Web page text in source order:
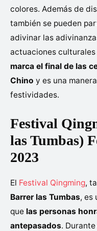
colores. Además de
también se pueden
adivinar las
actuaciones
marca el final de las
Chino y es una
festividades.
Festival
las Tumbas)
2023
El Festival Qingming,
Barrer las Tumbas, es
que las personas
antepasados.